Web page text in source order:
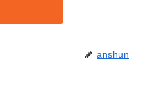
anshun